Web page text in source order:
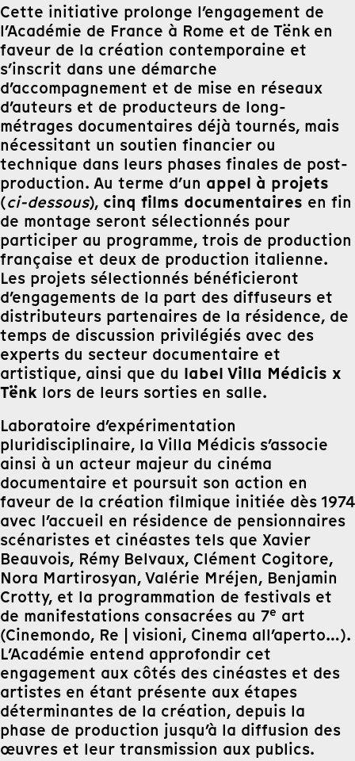
Cette initiative prolonge l’engagement de
l’Académie de France à Rome et de Tënk en
faveur de la création contemporaine et
s’inscrit dans une démarche
d’accompagnement et de mise en réseaux
d’auteurs et de producteurs de long-
métrages documentaires déjà tournés, mais
nécessitant un soutien financier ou
technique dans leurs phases finales de post-
production. Au terme d’un appel à projets
(ci-dessous), cinq films documentaires en fin
de montage seront sélectionnés pour
participer au programme, trois de production
française et deux de production italienne.
Les projets sélectionnés bénéficieront
d’engagements de la part des diffuseurs et
distributeurs partenaires de la résidence, de
temps de discussion privilégiés avec des
experts du secteur documentaire et
artistique, ainsi que du label Villa Médicis x
Tënk lors de leurs sorties en salle.
Laboratoire d’expérimentation
pluridisciplinaire, la Villa Médicis s’associe
ainsi à un acteur majeur du cinéma
documentaire et poursuit son action en
faveur de la création filmique initiée dès 1974
avec l’accueil en résidence de pensionnaires
scénaristes et cinéastes tels que Xavier
Beauvois, Rémy Belvaux, Clément Cogitore,
Nora Martirosyan, Valérie Mréjen, Benjamin
Crotty, et la programmation de festivals et
de manifestations consacrées au 7e art
(Cinemondo, Re | visioni, Cinema all’aperto…).
L’Académie entend approfondir cet
engagement aux côtés des cinéastes et des
artistes en étant présente aux étapes
déterminantes de la création, depuis la
phase de production jusqu’à la diffusion des
œuvres et leur transmission aux publics.